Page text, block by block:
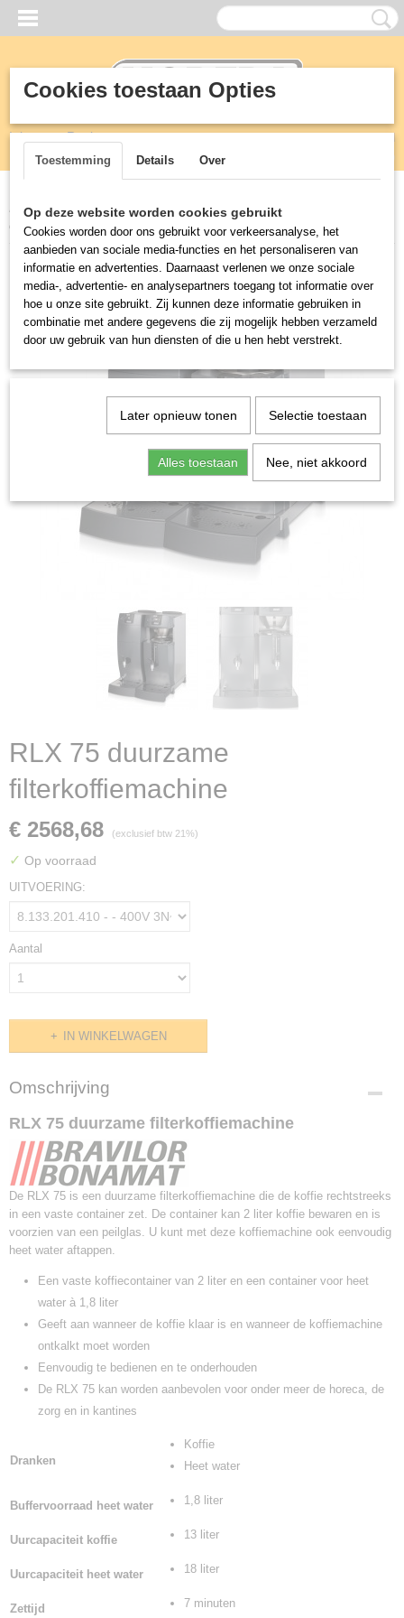
Inloggen Registreren
(0)
Home >Horeca>Bravilor Koffie en thee apparatuur
duurzame filterkoffiemachine
RLX 75 duurzame
filterkoffiemachine
€ 2568,68 (exclusief btw 21%)
✓ Op voorraad
UITVOERING:
Aantal
IN WINKELWAGEN
Omschrijving
RLX 75 duurzame filterkoffiemachine
De RLX 75 is een duurzame filterkoffiemachine die de koffie rechtstreeks
in een vaste container zet. De container kan 2 liter koffie bewaren en is
voorzien van een peilglas. U kunt met deze koffiemachine ook eenvoudig
heet water aftappen.
Een vaste koffiecontainer van 2 liter en een container voor heet
water à 1,8 liter
Geeft aan wanneer de koffie klaar is en wanneer de koffiemachine
ontkalkt moet worden
Eenvoudig te bedienen en te onderhouden
De RLX 75 kan worden aanbevolen voor onder meer de horeca, de
zorg en in kantines
Dranken
Koffie
Heet water
Buffervoorraad heet water 1,8 liter
Uurcapaciteit koffie 13 liter
Uurcapaciteit heet water 18 liter
Zettijd 7 minuten
Cookies toestaan Opties
Toestemming Details Over
Op deze website worden cookies gebruikt
Cookies worden door ons gebruikt voor verkeersanalyse, het
aanbieden van sociale media-functies en het personaliseren van
informatie en advertenties. Daarnaast verlenen we onze sociale
media-, advertentie- en analysepartners toegang tot informatie over
hoe u onze site gebruikt. Zij kunnen deze informatie gebruiken in
combinatie met andere gegevens die zij mogelijk hebben verzameld
door uw gebruik van hun diensten of die u hen hebt verstrekt.
Later opnieuw tonen Selectie toestaan
Alles toestaan Nee, niet akkoord